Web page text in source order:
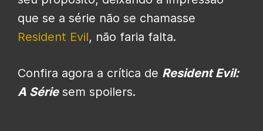
que se a série não se chamasse
Resident Evil, não faria falta.
Confira agora a crítica de Resident Evil:
A Sériesem spoilers.